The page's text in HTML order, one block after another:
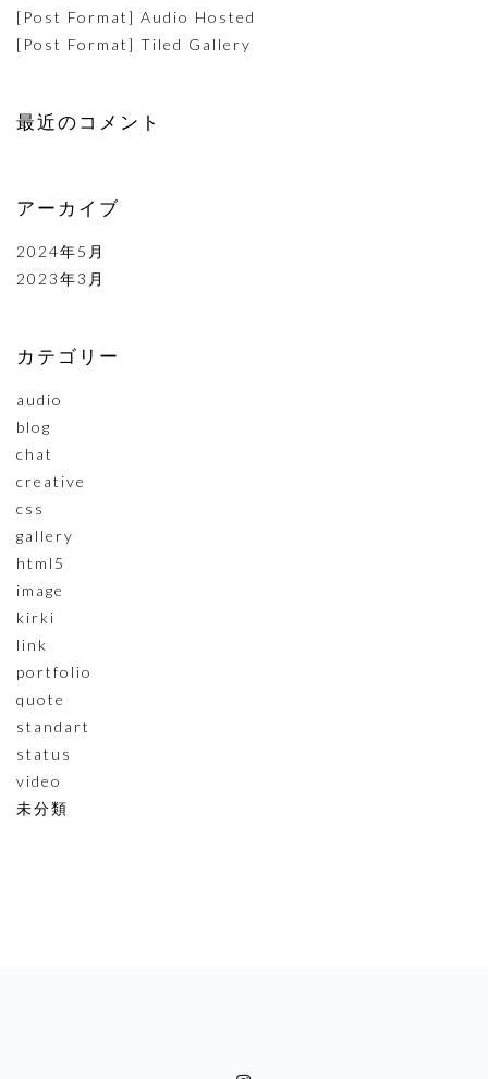
[Post Format] Audio Hosted
[Post Format] Tiled Gallery
最近のコメント
アーカイブ
2024年5月
2023年3月
カテゴリー
audio
blog
chat
creative
css
gallery
html5
image
kirki
link
portfolio
quote
standart
status
video
未分類